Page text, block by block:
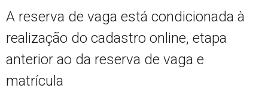
A reserva de vaga está condicionada à
realização do cadastro online, etapa
anterior ao da reserva de vaga e
matrícula